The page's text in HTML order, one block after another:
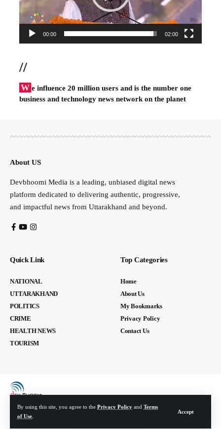
By using this site, you agree to the Privacy Policy and Terms
of Use
Accept
00:00 02:00
//
W e influence 20 million users and is the number one
business and technology news network on the planet
About US
Devbhoomi Media is a leading, unbiased digital news
platform dedicated to delivering authentic, progressive,
and impactful news from Uttarakhand and beyond.
Quick Link
NATIONAL
UTTARAKHAND
POLITICS
CRIME
HEALTH NEWS
TOURISM
Top Categories
Home
About Us
My Bookmarks
Privacy Policy
Contact Us
© Devbhoomi Media. All Rights Reserved. | Developed By: